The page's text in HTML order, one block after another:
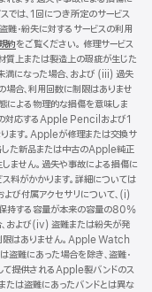
では、1回につき所定のサービス
難・紛失に対するサービスの利用
約（新
規
ウ
イ
ン
ド
ウ
で
開
き
ま
す）
をご覧ください。 修理サービス
質上または製造上の瑕疵が生じた
になった場合、および (iii) 過失
合、利用回数に制限はありませ
による物理的な損傷を意味しま
対応するApple Pencilおよび1
ます。Appleが修理または交換サ
した新品または中古のApple純正
ません。過失や事故による損傷に
料がかかります。詳細については
よび付属アクセサリについて、(i)
持する容量が本来の容量の80%
および(iv) 盗難または紛失が発
限はありません。Apple Watch
難にあった場合を除き、盗難・
て提供されるApple製バンドのス
たは盗難にあったバンドとは異な